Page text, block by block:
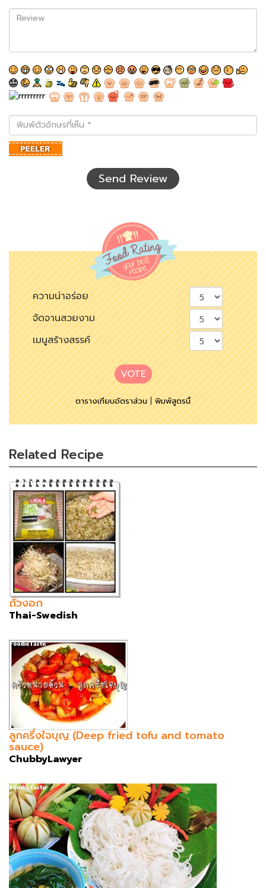
Review
พิมพ์
ตัว
อักษร
ที่
Send Review
ความน่าอร่อย
จัดจานสวยงาม
เมนูสร้างสรรค์
VOTE
ตารางเทียบอัตราส่วน|พิมพ์สูตรนี้
Related Recipe
ถั่วงอก
Thai-Swedish
ลูกครึ่งใจบุญ (Deep fried tofu and tomato
sauce)
ChubbyLawyer